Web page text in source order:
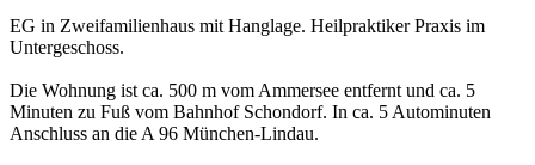
EG in Zweifamilienhaus mit Hanglage. Heilpraktiker Praxis im
Untergeschoss.
Die Wohnung ist ca. 500 m vom Ammersee entfernt und ca. 5
Minuten zu Fuß vom Bahnhof Schondorf. In ca. 5 Autominuten
Anschluss an die A 96 München-Lindau.